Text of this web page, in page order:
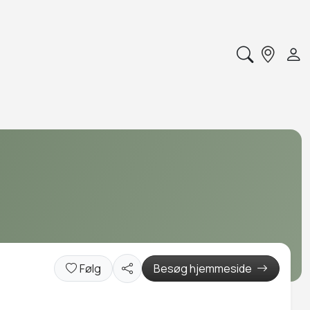
Følg Besøg hjemmeside